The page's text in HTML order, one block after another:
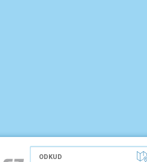
ODKUD